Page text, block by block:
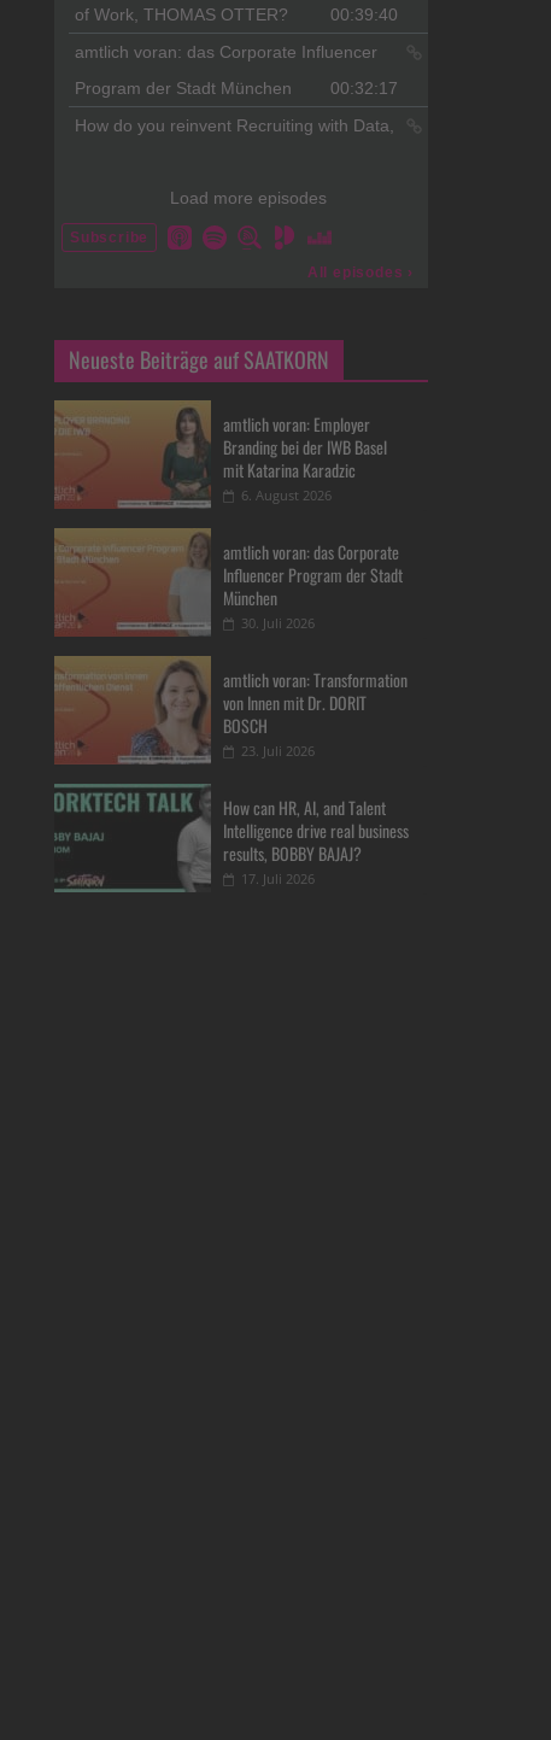
Neueste Beiträge auf SAATKORN
amtlich voran: Employer
Branding bei der IWB Basel
mit Katarina Karadzic
6. August 2026
amtlich voran: das Corporate
Influencer Program der Stadt
München
30. Juli 2026
amtlich voran: Transformation
von Innen mit Dr. DORIT
BOSCH
23. Juli 2026
How can HR, AI, and Talent
Intelligence drive real business
results, BOBBY BAJAJ?
17. Juli 2026